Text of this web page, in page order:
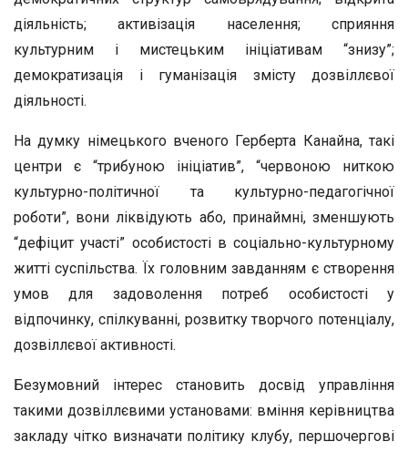
діяльність; активізація населення; сприяння
культурним і мистецьким ініціативам “знизу”;
демократизація і гуманізація змісту дозвіллєвої
діяльності.
На думку німецького вченого Герберта Канайна, такі
центри є “трибуною ініціатив”, “червоною ниткою
культурно-політичної та культурно-педагогічної
роботи”, вони ліквідують або, принаймні, зменшують
“дефіцит участі” особистості в соціально-культурному
житті суспільства. Їх головним завданням є створення
умов для задоволення потреб особистості у
відпочинку, спілкуванні, розвитку творчого потенціалу,
дозвіллєвої активності.
Безумовний інтерес становить досвід управління
такими дозвіллєвими установами: вміння керівництва
закладу чітко визначати політику клубу, першочергові